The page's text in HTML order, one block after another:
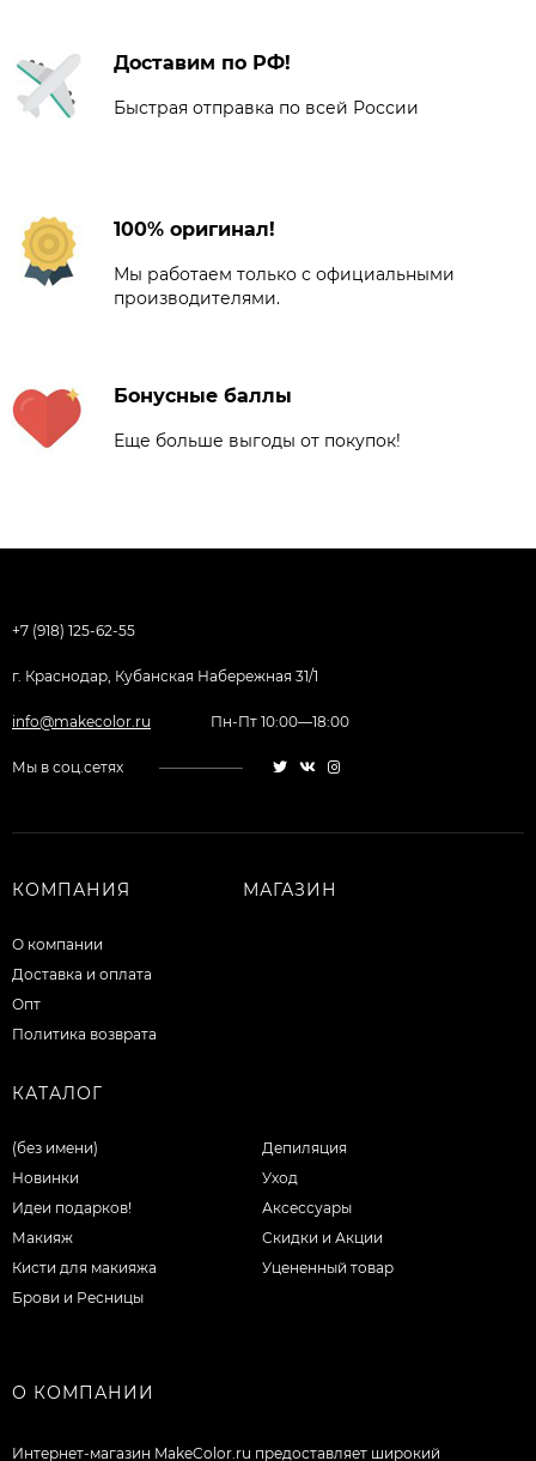
Доставим по РФ!
Быстрая отправка по всей России
100% оригинал!
Мы работаем только с официальными
производителями.
Бонусные баллы
Еще больше выгоды от покупок!
+7 (918) 125-62-55
г. Краснодар, Кубанская Набережная 31/1
info@makecolor.ru Пн-Пт 10:00—18:00
Мы в соц.сетях
КОМПАНИЯ
О компании
Доставка и оплата
Опт
Политика возврата
МАГАЗИН
КАТАЛОГ
(без имени)
Новинки
Идеи подарков!
Макияж
Кисти для макияжа
Брови и Ресницы
Депиляция
Уход
Аксессуары
Скидки и Акции
Уцененный товар
О КОМПАНИИ
Интернет-магазин MakeColor.ru предоставляет широкий